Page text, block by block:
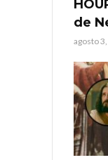
de
agosto